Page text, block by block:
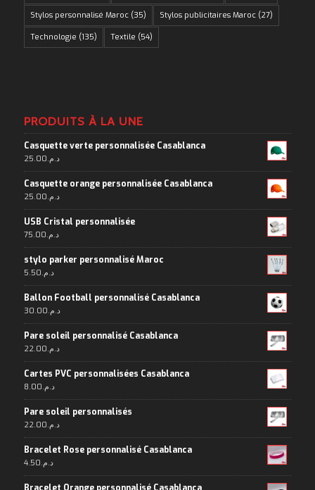
Stylos personnalisé Maroc(35) Stylos publicitaires Maroc(27)
Technologie (135) Textile (54)
PRODUITS À LA UNE
Casquette verte personnalisée Casablanca
د.م.25.00
Casquette orange personnalisée Casablanca
د.م.25.00
USB Cristal personnalisée
د.م.75.00
stylo parker personnalisé Maroc
د.م.5.50
Ballon Football personnalisé Casablanca
د.م.30.00
Pare soleil personnalisé Casablanca
د.م.22.00
Cartes PVC personnalisées Casablanca
د.م.8.00
Pare soleil personnalisés
د.م.22.00
Bracelet Rose personnalisé Casablanca
د.م.4.50